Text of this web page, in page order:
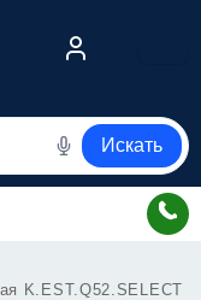
Искать
K.EST.Q52.SELECT